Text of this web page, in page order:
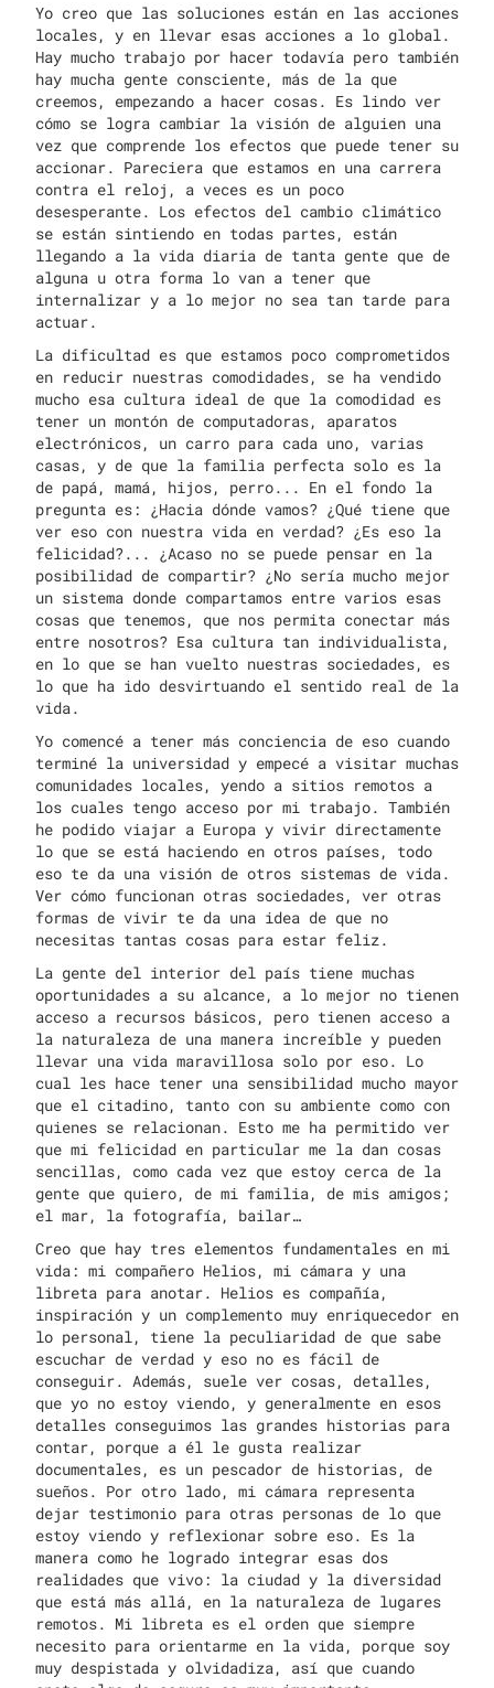
Yo creo que las soluciones están en las acciones
locales, y en llevar esas acciones a lo global.
Hay mucho trabajo por hacer todavía pero también
hay mucha gente consciente, más de la que
creemos, empezando a hacer cosas. Es lindo ver
cómo se logra cambiar la visión de alguien una
vez que comprende los efectos que puede tener su
accionar. Pareciera que estamos en una carrera
contra el reloj, a veces es un poco
desesperante. Los efectos del cambio climático
se están sintiendo en todas partes, están
llegando a la vida diaria de tanta gente que de
alguna u otra forma lo van a tener que
internalizar y a lo mejor no sea tan tarde para
actuar.
La dificultad es que estamos poco comprometidos
en reducir nuestras comodidades, se ha vendido
mucho esa cultura ideal de que la comodidad es
tener un montón de computadoras, aparatos
electrónicos, un carro para cada uno, varias
casas, y de que la familia perfecta solo es la
de papá, mamá, hijos, perro... En el fondo la
pregunta es: ¿Hacia dónde vamos? ¿Qué tiene que
ver eso con nuestra vida en verdad? ¿Es eso la
felicidad?... ¿Acaso no se puede pensar en la
posibilidad de compartir? ¿No sería mucho mejor
un sistema donde compartamos entre varios esas
cosas que tenemos, que nos permita conectar más
entre nosotros? Esa cultura tan individualista,
en lo que se han vuelto nuestras sociedades, es
lo que ha ido desvirtuando el sentido real de la
vida.
Yo comencé a tener más conciencia de eso cuando
terminé la universidad y empecé a visitar muchas
comunidades locales, yendo a sitios remotos a
los cuales tengo acceso por mi trabajo. También
he podido viajar a Europa y vivir directamente
lo que se está haciendo en otros países, todo
eso te da una visión de otros sistemas de vida.
Ver cómo funcionan otras sociedades, ver otras
formas de vivir te da una idea de que no
necesitas tantas cosas para estar feliz.
La gente del interior del país tiene muchas
oportunidades a su alcance, a lo mejor no tienen
acceso a recursos básicos, pero tienen acceso a
la naturaleza de una manera increíble y pueden
llevar una vida maravillosa solo por eso. Lo
cual les hace tener una sensibilidad mucho mayor
que el citadino, tanto con su ambiente como con
quienes se relacionan. Esto me ha permitido ver
que mi felicidad en particular me la dan cosas
sencillas, como cada vez que estoy cerca de la
gente que quiero, de mi familia, de mis amigos;
el mar, la fotografía, bailar…
Creo que hay tres elementos fundamentales en mi
vida: mi compañero Helios, mi cámara y una
libreta para anotar. Helios es compañía,
inspiración y un complemento muy enriquecedor en
lo personal, tiene la peculiaridad de que sabe
escuchar de verdad y eso no es fácil de
conseguir. Además, suele ver cosas, detalles,
que yo no estoy viendo, y generalmente en esos
detalles conseguimos las grandes historias para
contar, porque a él le gusta realizar
documentales, es un pescador de historias, de
sueños. Por otro lado, mi cámara representa
dejar testimonio para otras personas de lo que
estoy viendo y reflexionar sobre eso. Es la
manera como he logrado integrar esas dos
realidades que vivo: la ciudad y la diversidad
que está más allá, en la naturaleza de lugares
remotos. Mi libreta es el orden que siempre
necesito para orientarme en la vida, porque soy
muy despistada y olvidadiza, así que cuando